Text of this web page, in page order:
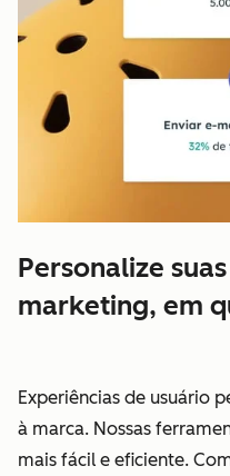
Personalize
marketing, em
Experiências de usuário
à marca. Nossas
mais fácil e eficiente.